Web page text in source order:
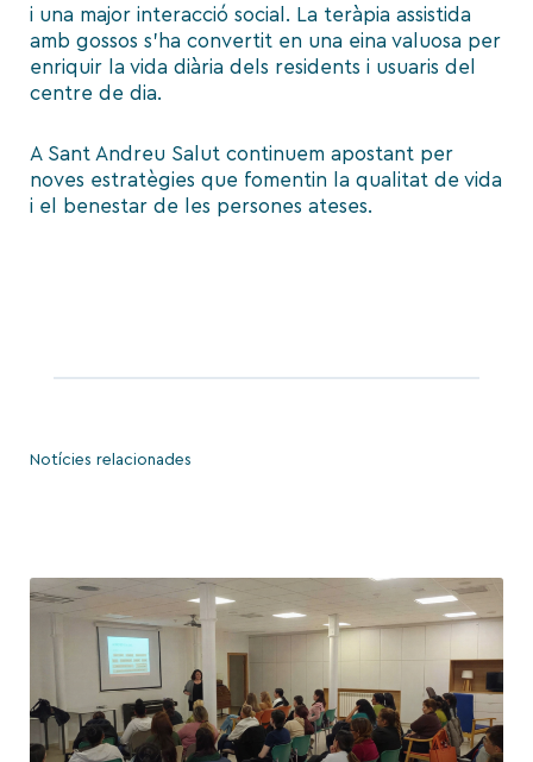
i una major interacció social. La teràpia assistida
amb gossos s’ha convertit en una eina valuosa per
enriquir la vida diària dels residents i usuaris del
centre de dia.
A Sant Andreu Salut continuem apostant per
noves estratègies que fomentin la qualitat de vida
i el benestar de les persones ateses.
Notícies relacionades